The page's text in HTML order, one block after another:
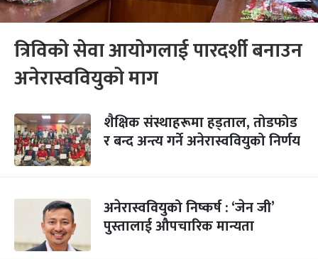
त्रिविको सेवा आयोगलाई पारदर्शी बनाउन
अनेरास्ववियुको माग
शैक्षिक संस्थाहरूमा हड्ताल, तोडफोड
र बन्द अन्त्य गर्ने अनेरास्ववियुको निर्णय
अनेरास्ववियुको निष्कर्ष : ‘जेन जी’
पुस्तालाई औपचारिक मान्यता